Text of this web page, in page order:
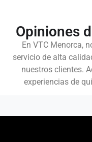
Opiniones
En VTC Menorca,
servicio de alta
nuestros clientes.
experiencias de